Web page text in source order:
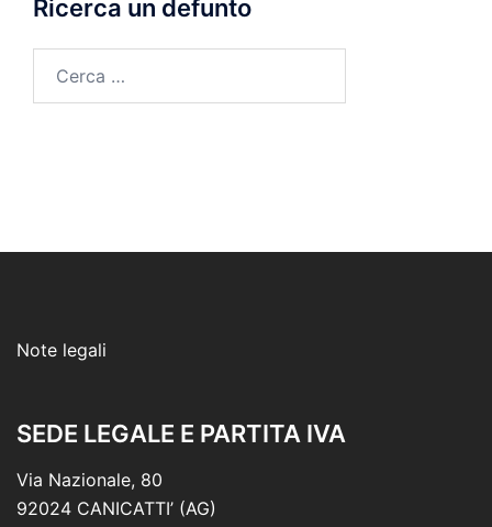
Ricerca un defunto
Note legali
SEDE LEGALE E PARTITA IVA
Via Nazionale, 80
92024 CANICATTI’ (AG)